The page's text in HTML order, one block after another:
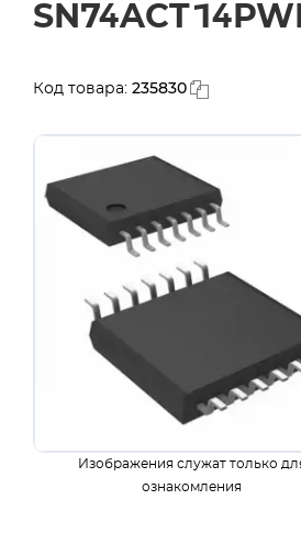
Код товара: 235830
Изображения служат только
ознакомления